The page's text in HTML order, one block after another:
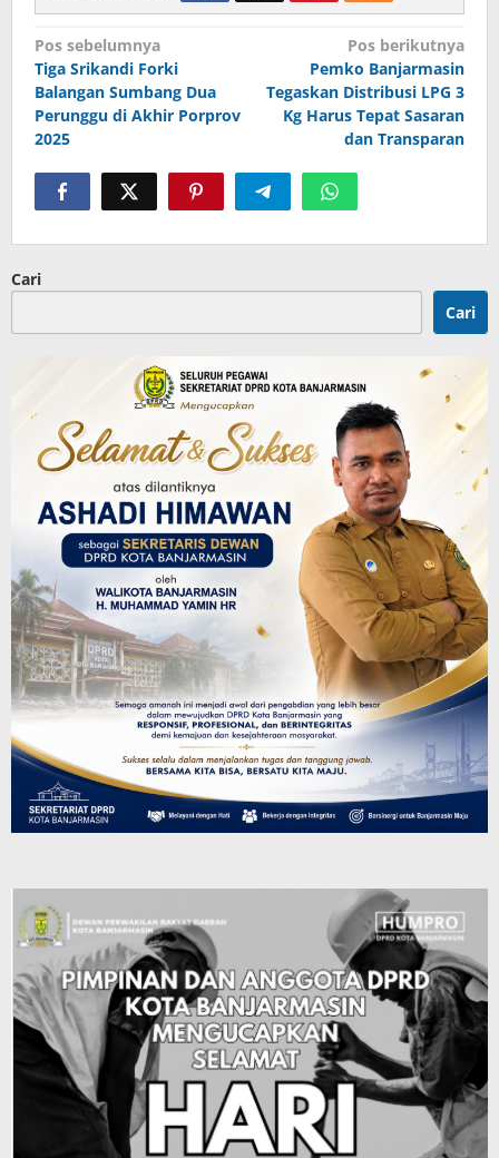
Navigasi
pos
Pos sebelumnya
Tiga Srikandi Forki
Balangan Sumbang Dua
Perunggu di Akhir Porprov
2025
Pos berikutnya
Pemko Banjarmasin
Tegaskan Distribusi LPG 3
Kg Harus Tepat Sasaran
dan Transparan
Cari
Cari